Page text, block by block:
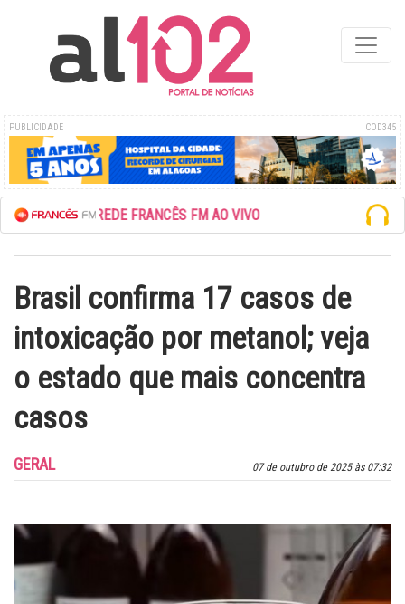
PUBLICIDADE COD345
ESCUTE A REDE FRANCÊS FM AO VIVO
Brasil confirma 17 casos de
intoxicação por metanol; veja
o estado que mais concentra
casos
07 de outubro de 2025 às 07:32
GERAL